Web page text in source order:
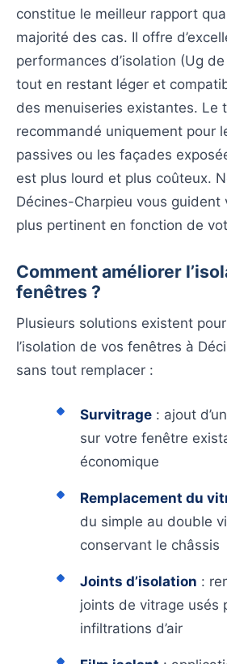
constitue le meilleur rapport
majorité des cas. Il offre
performances d’isolation (Ug de
tout en restant léger et
des menuiseries existantes. Le
recommandé uniquement pour
passives ou les façades
est plus lourd et plus coûteux.
Décines-Charpieu vous guident
plus pertinent en fonction de
Comment améliorer
fenêtres ?
Plusieurs solutions existent
l’isolation de vos fenêtres à
sans tout remplacer :
Survitrage : ajout
sur votre fenêtre
économique
Remplacement du
du simple au double
conservant le châssis
Joints d’isolation :
joints de vitrage usés
infiltrations d’air